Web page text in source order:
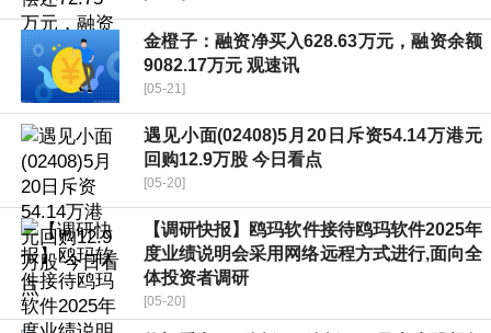
金橙子：融资净买入628.63万元，融资余额
9082.17万元 观速讯
[05-21]
遇见小面(02408)5月20日斥资54.14万港元
回购12.9万股 今日看点
[05-20]
【调研快报】鸥玛软件接待鸥玛软件2025年
度业绩说明会采用网络远程方式进行,面向全
体投资者调研
[05-20]